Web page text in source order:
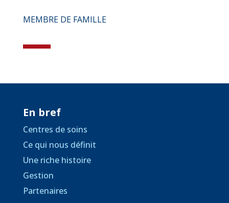
MEMBRE DE FAMILLE
En bref
Centres de soins
Ce qui nous définit
Une riche histoire
Gestion
Partenaires